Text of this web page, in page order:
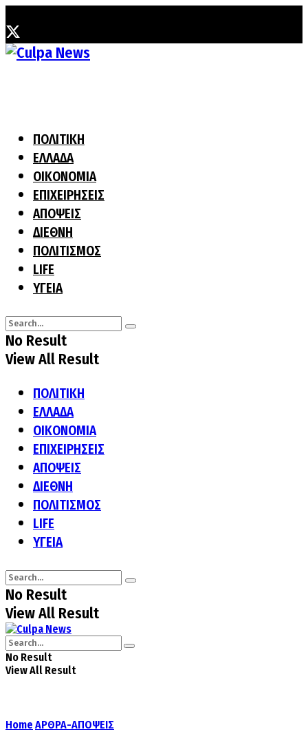
ΠΟΛΙΤΙΚΗ
ΕΛΛΑΔΑ
ΟΙΚΟΝΟΜΙΑ
ΕΠΙΧΕΙΡΗΣΕΙΣ
ΑΠΟΨΕΙΣ
ΔΙΕΘΝΗ
ΠΟΛΙΤΙΣΜΟΣ
LIFE
ΥΓΕΙΑ
No Result
View All Result
ΠΟΛΙΤΙΚΗ
ΕΛΛΑΔΑ
ΟΙΚΟΝΟΜΙΑ
ΕΠΙΧΕΙΡΗΣΕΙΣ
ΑΠΟΨΕΙΣ
ΔΙΕΘΝΗ
ΠΟΛΙΤΙΣΜΟΣ
LIFE
ΥΓΕΙΑ
No Result
View All Result
No Result
View All Result
Home ΑΡΘΡΑ-ΑΠΟΨΕΙΣ